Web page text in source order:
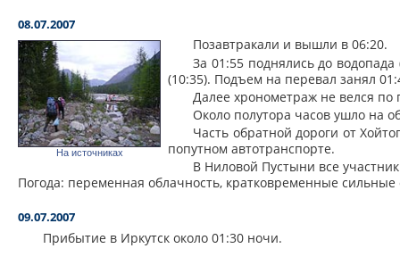
08.07.2007
На источниках
Позавтракали и вышли в 06:20.
За 01:55 поднялись до
(10:35). Подъем на перевал занял
Далее хронометраж не велся
Около полутора часов ушло на
Часть обратной дороги от
попутном автотранспорте.
В Ниловой Пустыни все
Погода: переменная облачность, кратковременные сильные
09.07.2007
Прибытие в Иркутск около 01:30 ночи.